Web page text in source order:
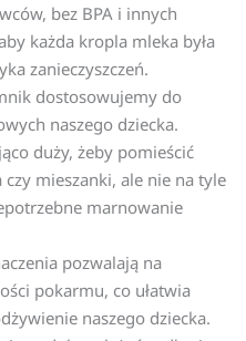
bez BPA i innych
każda kropla mleka była
zanieczyszczeń.
dostosowujemy do
naszego dziecka.
duży, żeby pomieścić
mieszanki, ale nie na tyle
marnowanie
pozwalają na
pokarmu, co ułatwia
naszego dziecka.